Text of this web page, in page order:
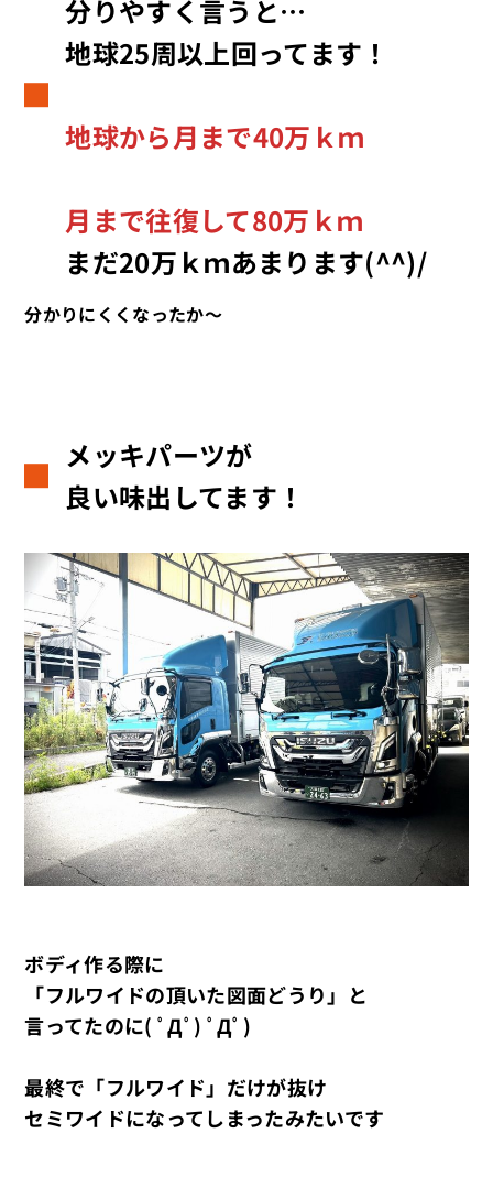
分りやすく言うと…
地球25周以上回ってます！
地球から月まで40万ｋｍ
月まで往復して80万ｋｍ
まだ20万ｋｍあまります(^^)/
分かりにくくなったか～
メッキパーツが
良い味出してます！
ボディ作る際に
「フルワイドの頂いた図面どうり」と
言ってたのに( ﾟДﾟ) ﾟДﾟ)
最終で「フルワイド」だけが抜け
セミワイドになってしまったみたいです